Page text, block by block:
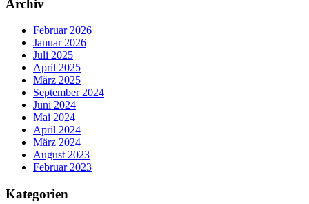
Archiv
Februar 2026
Januar 2026
Juli 2025
April 2025
März 2025
September 2024
Juni 2024
Mai 2024
April 2024
März 2024
August 2023
Februar 2023
Kategorien